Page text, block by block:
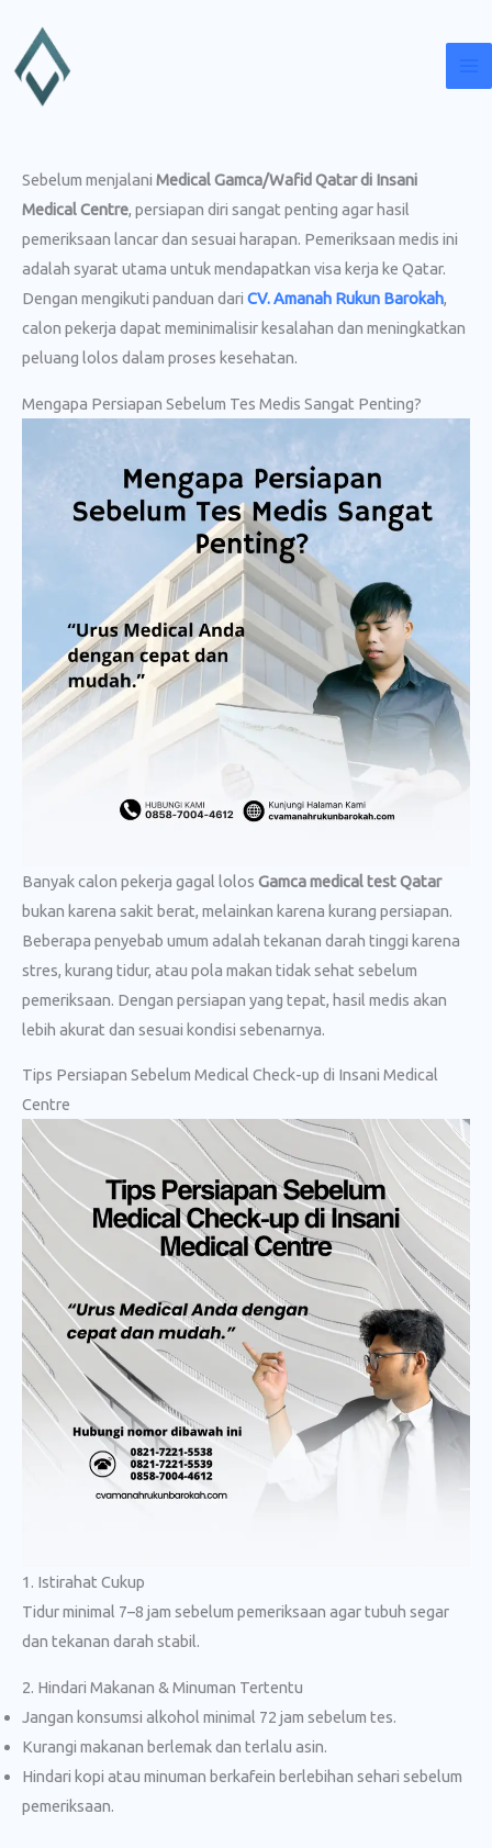
konten
Sebelum menjalani Medical Gamca/Wafid Qatar di Insani
Medical Centre, persiapan diri sangat penting agar hasil
pemeriksaan lancar dan sesuai harapan. Pemeriksaan medis ini
adalah syarat utama untuk mendapatkan visa kerja ke Qatar.
Dengan mengikuti panduan dari CV. Amanah Rukun Barokah,
calon pekerja dapat meminimalisir kesalahan dan meningkatkan
peluang lolos dalam proses kesehatan.
Mengapa Persiapan Sebelum Tes Medis Sangat Penting?
Banyak calon pekerja gagal lolos Gamca medical test Qatar
bukan karena sakit berat, melainkan karena kurang persiapan.
Beberapa penyebab umum adalah tekanan darah tinggi karena
stres, kurang tidur, atau pola makan tidak sehat sebelum
pemeriksaan. Dengan persiapan yang tepat, hasil medis akan
lebih akurat dan sesuai kondisi sebenarnya.
Tips Persiapan Sebelum Medical Check-up di Insani Medical
Centre
1. Istirahat Cukup
Tidur minimal 7–8 jam sebelum pemeriksaan agar tubuh segar
dan tekanan darah stabil.
2. Hindari Makanan & Minuman Tertentu
Jangan konsumsi alkohol minimal 72 jam sebelum tes.
Kurangi makanan berlemak dan terlalu asin.
Hindari kopi atau minuman berkafein berlebihan sehari sebelum
pemeriksaan.